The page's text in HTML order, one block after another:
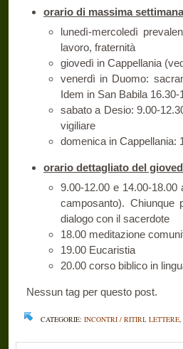
orario di massima
lunedì-mercoledì
lavoro, fraternità
giovedì in Cappellania
venerdì in Duomo:
Idem in San Babila 16.30-
sabato a Desio: 9.00-
vigiliare
domenica in Cappellania:
orario dettagliato del
9.00-12.00 e 14.00-
camposanto).
dialogo con il sacerdote
18.00 meditazione
19.00 Eucaristia
20.00 corso biblico in
Nessun tag per questo post.
CATEGORIE: INCONTRI / RITIRI, LETTERE,